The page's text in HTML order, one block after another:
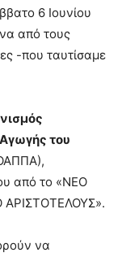
6 Ιουνίου
από τους
-που ταυτίσαμε
του
από το «ΝΕΟ
ΑΡΙΣΤΟΤΕΛΟΥΣ».
να